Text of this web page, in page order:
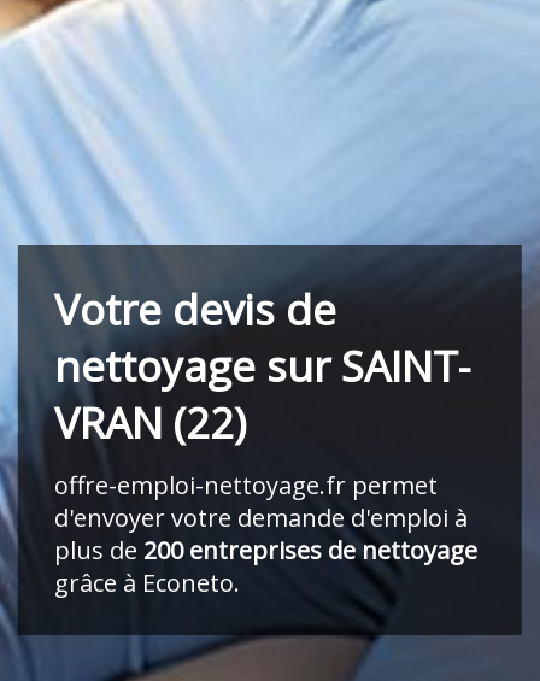
Votre devis de
nettoyage sur SAINT-
VRAN (22)
offre-emploi-nettoyage.frpermet
d'envoyer votre demande d'emploi à
plus de 200 entreprises de nettoyage
grâce à Econeto.